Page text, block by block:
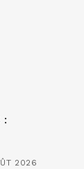
:
2026